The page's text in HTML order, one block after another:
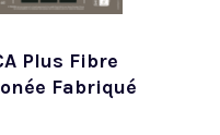
Plus Fibre
Fabriqué